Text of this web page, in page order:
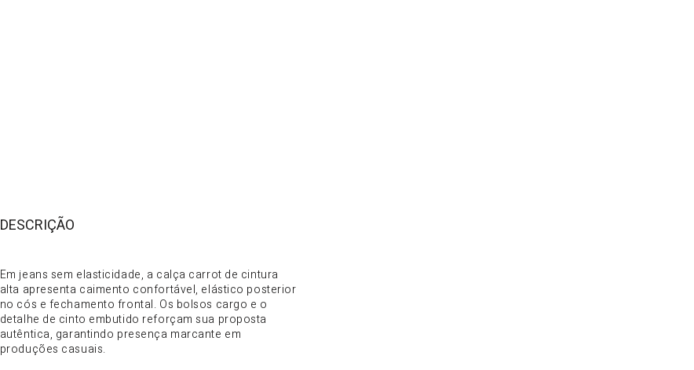
Em jeans sem elasticidade, a calça carrot de cintura
alta apresenta caimento confortável, elástico posterior
no cós e fechamento frontal. Os bolsos cargo e o
detalhe de cinto embutido reforçam sua proposta
autêntica, garantindo presença marcante em
produções casuais.